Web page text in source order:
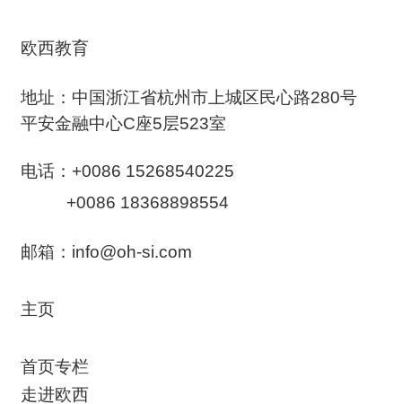
走进欧西
首页专栏
主页
邮箱：info@oh-si.com
+0086 18368898554
电话：+0086 15268540225
地址：中国浙江省杭州市上城区民心路280号
平安金融中心C座5层523室
欧西教育